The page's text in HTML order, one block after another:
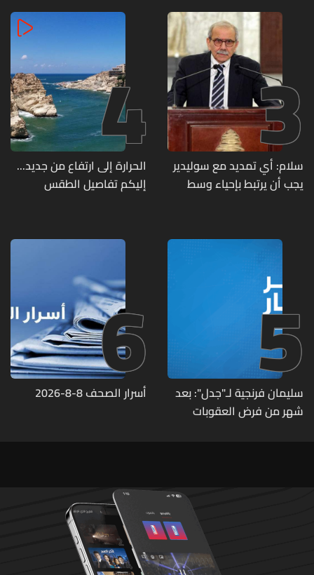
متورطين
3
سلام: أي تمديد مع سوليدير
يجب أن يرتبط بإحياء وسط
4
الحرارة إلى ارتفاع من جديد...
إليكم تفاصيل الطقس
5
سليمان فرنجية لـ"جدل": بعد
شهر من فرض العقوبات
6
أسرار الصحف 8-8-2026